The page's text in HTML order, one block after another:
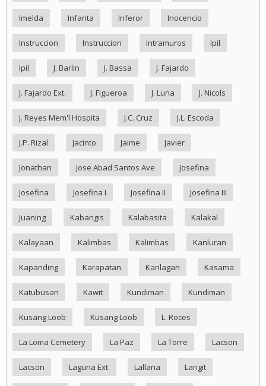
Imelda Infanta Inferor Inocencio
Instruccion Instruccion Intramuros Ipil
Ipil J. Barlin J. Bassa J. Fajardo
J. Fajardo Ext. J. Figueroa J. Luna J. Nicols
J. Reyes Mem'l Hospita J.C. Cruz J.L. Escoda
J.P. Rizal Jacinto Jaime Javier
Jonathan Jose Abad Santos Ave Josefina
Josefina Josefina I Josefina II Josefina III
Juaning Kabangis Kalabasita Kalakal
Kalayaan Kalimbas Kalimbas Kanluran
Kapanding Karapatan Karilagan Kasama
Katubusan Kawit Kundiman Kundiman
Kusang Loob Kusang Loob L. Roces
La Loma Cemetery La Paz La Torre Lacson
Lacson Laguna Ext. Lallana Langit